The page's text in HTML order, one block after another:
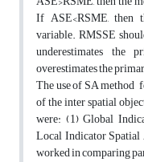
If ASE<RSME, then
variable. RMSSE
underestimates the
overestimates the
The use of SA method
of the inter spatial
were: (1) Global
Local Indicator
worked in comparing